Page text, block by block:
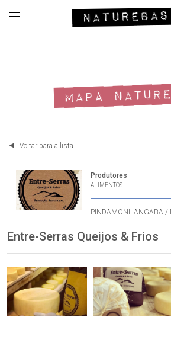
MAPA
Voltar para a lista
Produtores
ALIMENTOS
PINDAMONHANGABA /
Entre-Serras Queijos & Frios